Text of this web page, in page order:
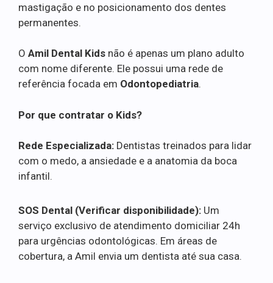
mastigação e no posicionamento dos dentes
permanentes.
O Amil Dental Kids não é apenas um plano adulto
com nome diferente. Ele possui uma rede de
referência focada em Odontopediatria.
Por que contratar o Kids?
Rede Especializada: Dentistas treinados para lidar
com o medo, a ansiedade e a anatomia da boca
infantil.
SOS Dental (Verificar disponibilidade): Um
serviço exclusivo de atendimento domiciliar 24h
para urgências odontológicas. Em áreas de
cobertura, a Amil envia um dentista até sua casa.